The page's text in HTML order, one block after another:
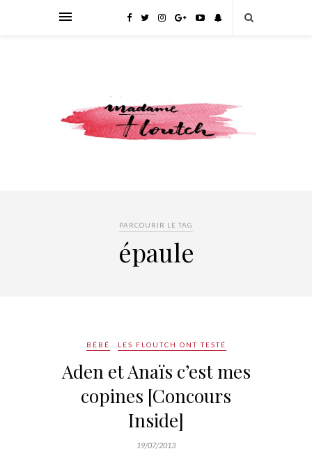
PARCOURIR LE TAG
épaule
BÉBÉ LES FLOUTCH ONT TESTÉ
Aden et Anaïs c’est mes
copines [Concours
Inside]
19/07/2013